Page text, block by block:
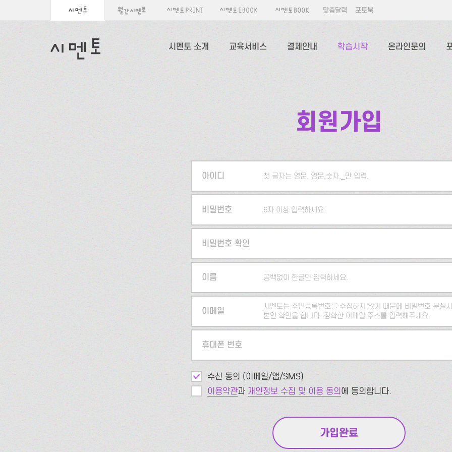
맞춤달력 포토북
시멘토 소개 교육서비스 결제안내 학습시작 온라인문의
회원가입
아이디 첫 글자는 영문. 영문,숫자,_만 입력.
5자 이상 입력하세요.
비밀번호 6자 이상 입력하세요.
비밀번호 확인
이름 공백없이 한글만 입력하세요.
이메일
시멘토는 주민등록번호를 수집하지 않기 때문에 비밀번호 분실
본인 확인을 합니다. 정확한 이메일 주소를 입력해주세요.
휴대폰 번호
수신 동의 (이메일/앱/SMS)
이용약관과 개인정보 수집 및 이용 동의에 동의합니다.